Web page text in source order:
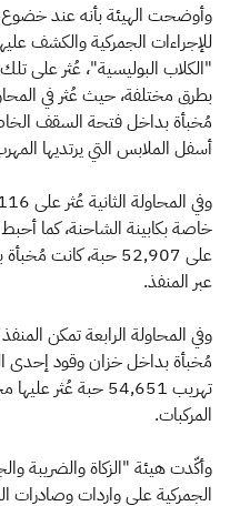
وأوضحت الهيئة بأنه عند
للإجراءات الجمركية والكشف
"الكلاب البوليسية"، عُثر على
مُخبأة بداخل فتحة السقف
أسفل الملابس التي يرتديها
خاصة بكابينة الشاحنة، كما
على 52,907 حبة،
عبر المنفذ.
مُخبأة بداخل خزان وقود إحدى
تهريب 54,651 حبة
المركبات.
وأكّدت هيئة "الزكاة والضريبة
الجمركية على واردات وصادرات